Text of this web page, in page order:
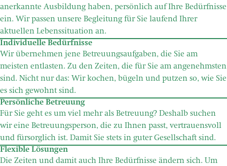
anerkannte Ausbildung haben, persönlich auf Ihre Bedürfnisse
ein. Wir passen unsere Begleitung für Sie laufend Ihrer
aktuellen Lebenssituation an.
Individuelle Bedürfnisse
Wir übernehmen jene Betreuungsaufgaben, die Sie am
meisten entlasten. Zu den Zeiten, die für Sie am angenehmsten
sind. Nicht nur das: Wir kochen, bügeln und putzen so, wie Sie
es sich gewohnt sind.
Persönliche Betreuung
Für Sie geht es um viel mehr als Betreuung? Deshalb suchen
wir eine Betreuungsperson, die zu Ihnen passt, vertrauensvoll
und fürsorglich ist. Damit Sie stets in guter Gesellschaft sind.
Flexible Lösungen
Die Zeiten und damit auch Ihre Bedürfnisse ändern sich. Um